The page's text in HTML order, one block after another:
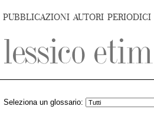
PUBBLICAZIONI AUTORI PERIODICI
Seleziona un glossario: